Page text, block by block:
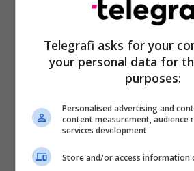
Telegrafi asks for your
your personal data for
purposes:
Personalised advertising and
content measurement, audience
services development
Store and/or access information